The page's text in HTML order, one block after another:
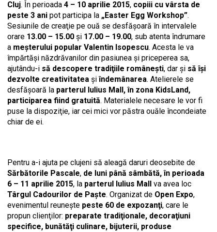
Cluj. În perioada 4 – 10 aprilie 2015, copiii cu vârsta de
peste 3 ani pot participa la „Easter Egg Workshop”.
Sesiunile de creaţie pe ouă se desfăşoară în intervalele
orare 13.00 – 15.00 şi 17.00 – 19.00, sub atenta îndrumare
a meşterului popular Valentin Isopescu. Acesta le va
împărtăşi năzdrăvanilor din pasiunea şi priceperea sa,
ajutându-i să descopere tradiţiile româneşti, dar şi să îşi
dezvolte creativitatea şiîndemânarea. Atelierele se
desfăşoară la parterul Iulius Mall, în zona KidsLand,
participarea fiind gratuită. Materialele necesare le vor fi
puse la dispoziţie, iar cei mici vor păstra ouăle încondeiate
chiar de ei.
Pentru a-i ajuta pe clujeni să aleagă daruri deosebite de
Sărbătorile Pascale, de luni până sâmbătă, în perioada
6 – 11 aprilie 2015, la parterul Iulius Mall va avea loc
Târgul Cadourilor de Paște. Organizat de Open Expo,
evenimentul reuneşte peste 60 de expozanţi, care le
propun clienţilor: preparate tradiţionale, decoraţiuni
specifice, bunătăţi culinare, bijuterii, produse